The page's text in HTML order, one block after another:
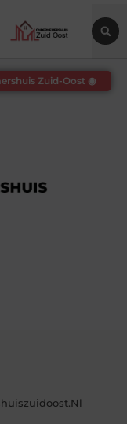
Zuid-Oost ◉